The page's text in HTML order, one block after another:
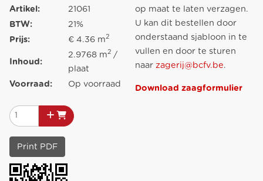
Artikel:
21061
BTW:
21%
Prijs:
€ 4.36 m2
Inhoud:
2.9768 m2 /
plaat
Voorraad:
Op voorraad
Print PDF
op maat te laten verzagen.
U kan dit bestellen door
onderstaand sjabloon in te
vullen en door te sturen
naar zagerij@bcfv.be.
Download zaagformulier